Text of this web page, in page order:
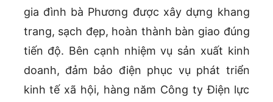
gia đình bà Phương được xây dựng khang
trang, sạch đẹp, hoàn thành bàn giao đúng
tiến độ. Bên cạnh nhiệm vụ sản xuất kinh
doanh, đảm bảo điện phục vụ phát triển
kinh tế xã hội, hàng năm Công ty Điện lực